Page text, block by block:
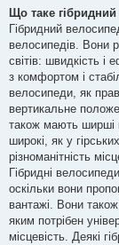
Що таке
Гібридний
велосипедів. Вони
світів: швидкість і
з комфортом і
велосипеди, як
вертикальне
також мають ширші
широкі, як у
різноманітність
Гібридні
оскільки вони
вантажі. Вони
яким потрібен
місцевість. Деякі